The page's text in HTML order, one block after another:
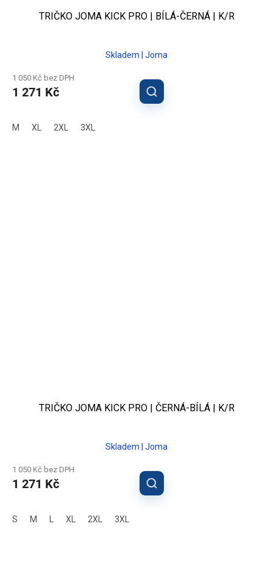
TRIČKO JOMA KICK PRO | BÍLÁ-ČERNÁ | K/R
Skladem | Joma
1 050 Kč bez DPH
1 271 Kč
M XL 2XL 3XL
TRIČKO JOMA KICK PRO | ČERNÁ-BÍLÁ | K/R
Skladem | Joma
1 050 Kč bez DPH
1 271 Kč
S M L XL 2XL 3XL